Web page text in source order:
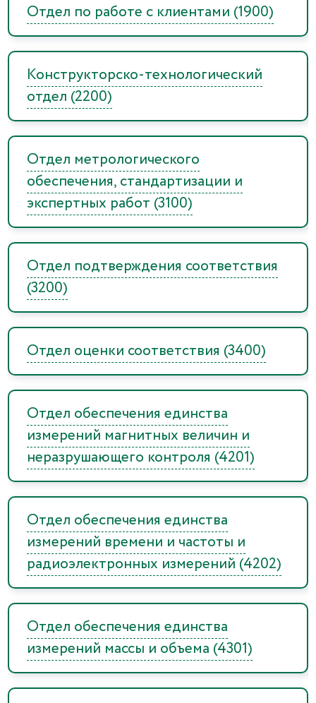
Отдел по работе с клиентами (1900)
Конструкторско-технологический
отдел (2200)
Отдел метрологического
обеспечения, стандартизации и
экспертных работ (3100)
Отдел подтверждения соответствия
(3200)
Отдел оценки соответствия (3400)
Отдел обеспечения единства
измерений магнитных величин и
неразрушающего контроля (4201)
Отдел обеспечения единства
измерений времени и частоты и
радиоэлектронных измерений (4202)
Отдел обеспечения единства
измерений массы и объема (4301)